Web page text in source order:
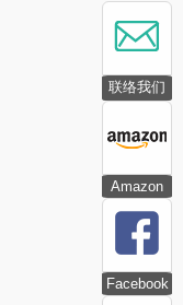
联络我们
Amazon
Facebook